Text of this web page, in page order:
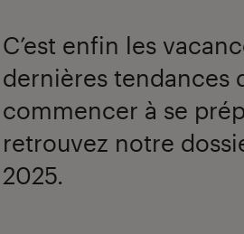
C’est enfin les
dernières tendances
commencer à se
retrouvez notre
2025.